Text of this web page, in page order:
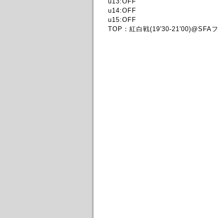
u14:OFF
u15:OFF
TOP：紅白戦(19'30-21'00)@SFA